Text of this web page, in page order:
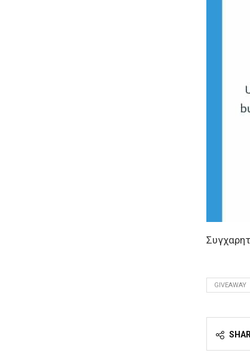
GIVEAWAY